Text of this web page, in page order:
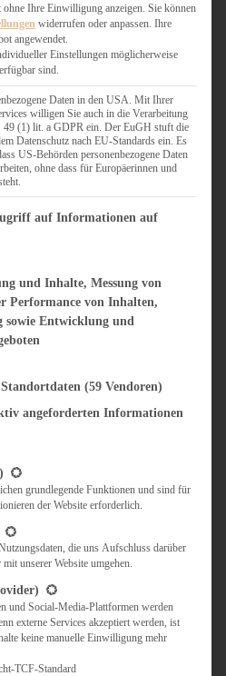
& SANDWICHES
FIX AUF DEM TISCH
FLEISCH & FISCH
GRILLEN / BARBECUE
BACKEN
ONE-POT-GERICHTE
& NUDELGERICHTE
TARTES & QUICHES
REIS & RISOTTO
SALATE & SNACKS
SUPPENKASPEREIEN
VORSPEISEN
& HERZHAFT
BROTAUFSTRICH
SAUCEN, CHUTNEYS
KÜCHENGESCHENKE
UNTERWEGS
Ihre Einwilligung anzeigen. Sie können
widerrufen oder anpassen. Ihre
angewendet.
Einstellungen möglicherweise
sind.
Daten in den USA. Mit Ihrer
willigen Sie auch in die Verarbeitung
(1) lit. a GDPR ein. Der EuGH stuft die
Datenschutz nach EU-Standards ein. Es
US-Behörden personenbezogene Daten
ohne dass für Europäerinnen und
der Zwecke des IAB Transparency and Consent
auf Informationen auf
und Inhalte, Messung von
Performance von Inhalten,
sowie Entwicklung und
(59 Vendoren)
angeforderten Informationen
für die eine Einwilligung erteilt werden
grundlegende Funktionen und sind für
der Website erforderlich.
die uns Aufschluss darüber
unserer Website umgehen.
und Social-Media-Plattformen werden
externe Services akzeptiert werden, ist
keine manuelle Einwilligung mehr
TCF-Standard